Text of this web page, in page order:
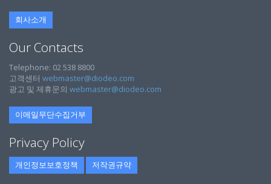
회사소개
Our Contacts
Telephone: 02 538 8800
고객센터 webmaster@diodeo.com
광고 및 제휴문의 webmaster@diodeo.com
이메일무단수집거부
Privacy Policy
개인정보보호정책 저작권규약